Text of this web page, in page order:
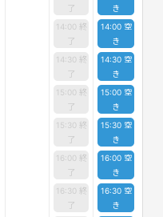
了
14:00 終
了
14:30 終
了
15:00 終
了
15:30 終
了
16:00 終
了
16:30 終
了
き
14:00 空
き
14:30 空
き
15:00 空
き
15:30 空
き
16:00 空
き
16:30 空
き